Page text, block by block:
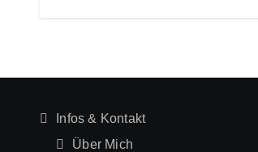
Infos & Kontakt
Über Mich